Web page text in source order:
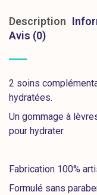
Description
Avis (0)
2 soins
hydratées.
Un gommage à
pour hydrater.
Fabrication 100%
Formulé sans